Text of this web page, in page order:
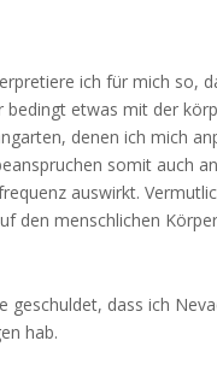
ich für mich so,
etwas mit der
denen ich mich
somit auch
auswirkt.
den menschlichen
dass ich
hab.